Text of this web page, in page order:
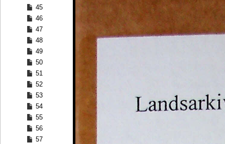
45
46
47
48
49
50
51
52
53
54
55
56
57